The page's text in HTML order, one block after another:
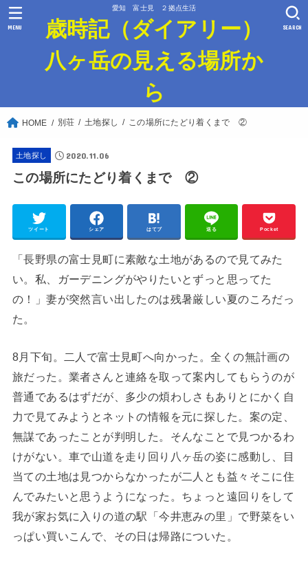
愛知 富士見 ２拠点生活
歳時記（ダイアリー）
八ヶ岳の見える場所か
ら
SEARCH
MENU
HOME 別荘 土地探し この場所にたどり着くまで ②
土地探し 2020.11.06
この場所にたどり着くまで ②
ツイート シェア はてブ 送る Pocket
「長野県の富士見町に素敵な土地があるので見てみた
い。私、ガーデニングがやりたいとずっと思ってた
の！」妻が突然言い出したのは残暑厳しい夏のころだっ
た。
8月下旬。二人で富士見町へ向かった。全くの無計画の
旅だった。業者さんと連絡を取って案内してもらうのが
普通であるはずだが、多少の煩わしさもありとにかく自
力で見てみようとネットの情報を元に探した。案の定、
無謀であったことが判明した。そんなことで見つかるわ
けがない。車で山道を走り回り八ヶ岳の姿に感動し、目
当ての土地は見つからなかったが二人とも益々そこに住
んでみたいと思うようになった。ちょっと遠回りをして
我が家お気に入りの道の駅「今井恵みの里」で野菜をい
っぱい買いこんで、その日は帰路についた。